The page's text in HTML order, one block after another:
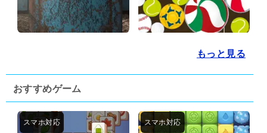
もっと見る
おすすめゲーム